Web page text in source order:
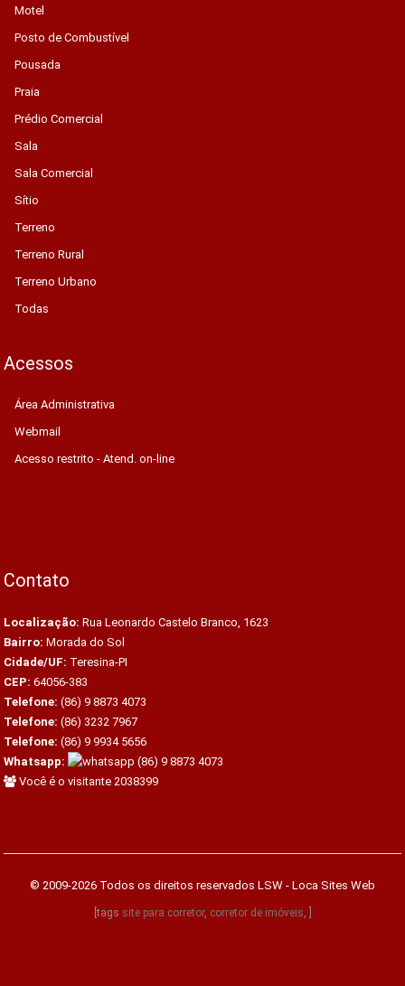
Motel
Posto de Combustível
Pousada
Praia
Prédio Comercial
Sala
Sala Comercial
Sítio
Terreno
Terreno Rural
Terreno Urbano
Todas
Acessos
Área Administrativa
Webmail
Acesso restrito - Atend. on-line
Contato
Localização: Rua Leonardo Castelo Branco, 1623
Bairro: Morada do Sol
Cidade/UF: Teresina-PI
CEP: 64056-383
Telefone: (86) 9 8873 4073
Telefone: (86) 3232 7967
Telefone: (86) 9 9934 5656
Whatsapp:
(86) 9 8873 4073
Você é o visitante 2038399
© 2009-2026 Todos os direitos reservados LSW - Loca Sites Web
[tags site para corretor, corretor de imóveis, ]